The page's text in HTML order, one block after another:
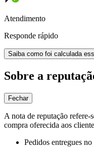
Atendimento
Responde rápido
Saiba como foi calculada
Sobre a
Fechar
A nota de reputação refere-
compra oferecida aos
Pedidos entregues no